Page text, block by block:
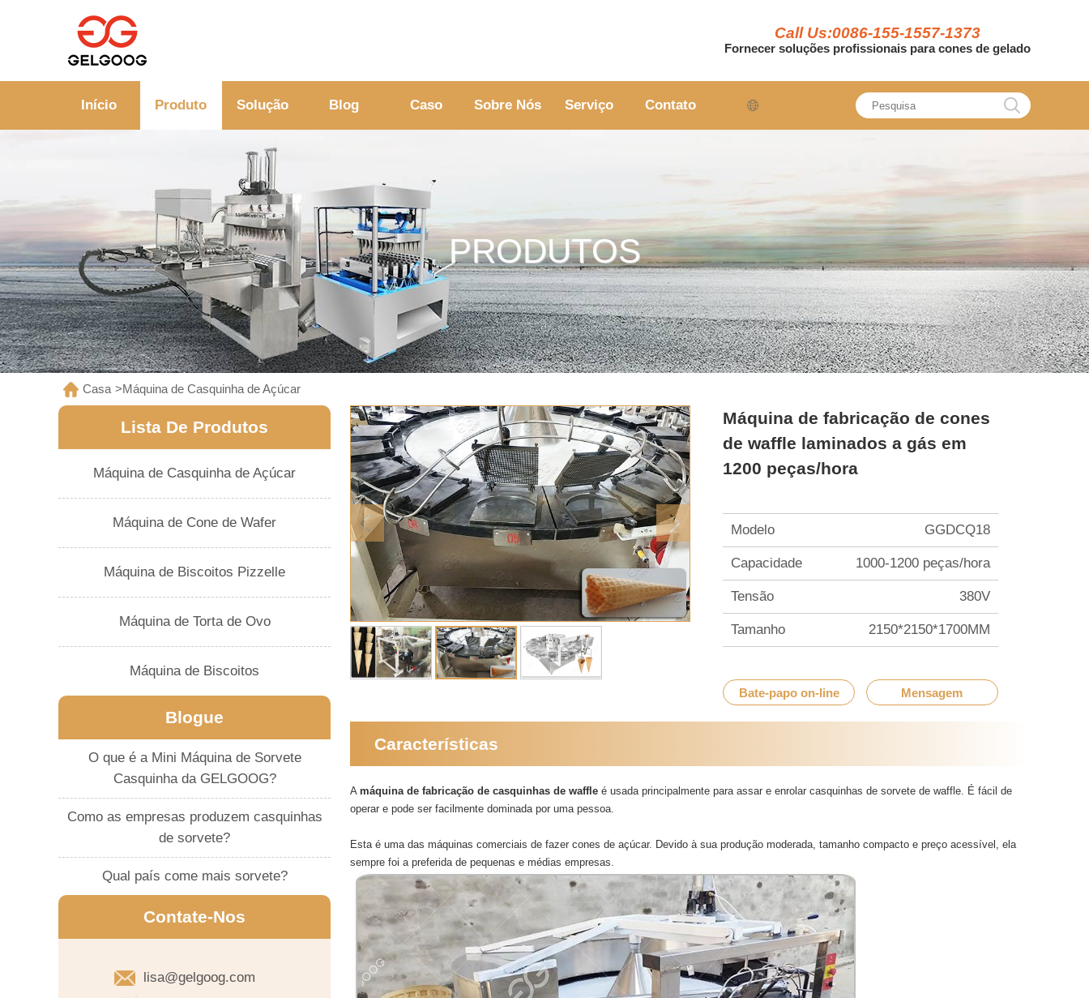
Call Us:0086-155-1557-1373
Fornecer soluções profissionais para cones de gelado
Início Produto Solução Blog Caso Sobre Nós Serviço Contato
PRODUTOS
Casa >Máquina de Casquinha de Açúcar
Lista De Produtos
Máquina de Casquinha de Açúcar
Máquina de Cone de Wafer
Máquina de Biscoitos Pizzelle
Máquina de Torta de Ovo
Máquina de Biscoitos
Blogue
O que é a Mini Máquina de Sorvete
Casquinha da GELGOOG?
Como as empresas produzem casquinhas
de sorvete?
Qual país come mais sorvete?
Contate-Nos
lisa@gelgoog.com
Máquina de fabricação de cones
de waffle laminados a gás em
1200 peças/hora
Modelo GGDCQ18
Capacidade 1000-1200 peças/hora
Tensão 380V
Tamanho 2150*2150*1700MM
Bate-papo on-line Mensagem
Características
A máquina de fabricação de casquinhas de waffle é usada principalmente para assar e enrolar casquinhas de sorvete de waffle. É fácil de
operar e pode ser facilmente dominada por uma pessoa.
Esta é uma das máquinas comerciais de fazer cones de açúcar. Devido à sua produção moderada, tamanho compacto e preço acessível, ela
sempre foi a preferida de pequenas e médias empresas.